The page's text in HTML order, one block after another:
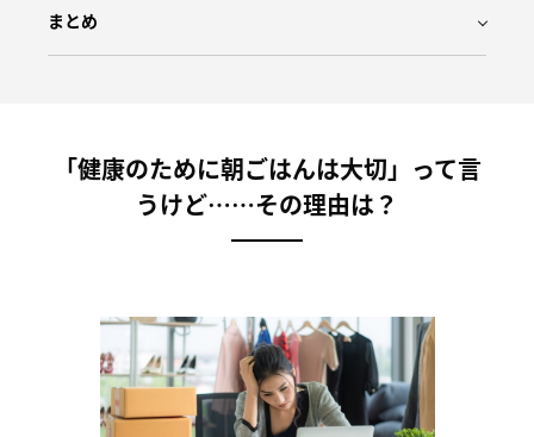
まとめ
「健康のために朝ごはんは大切」って言
うけど……その理由は？